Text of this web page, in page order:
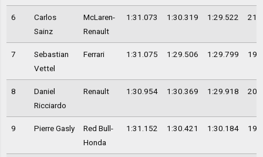
6
Carlos
Sainz
McLaren-
Renault
1:31.073 1:30.319 1:29.522 21
7
Sebastian
Vettel
Ferrari 1:31.075 1:29.506 1:29.799 19
8
Daniel
Ricciardo
Renault 1:30.954 1:30.369 1:29.918 20
9 Pierre Gasly
Red Bull-
Honda
1:31.152 1:30.421 1:30.184 19